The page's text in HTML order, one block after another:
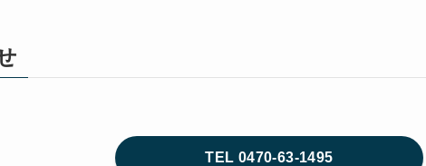
TEL 0470-63-1495